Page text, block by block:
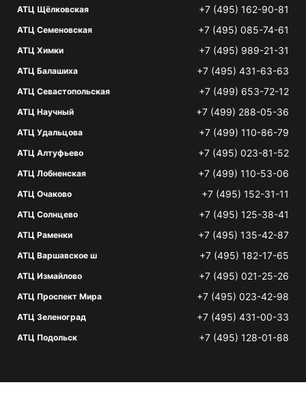
АТЦ Щёлковская +7 (495) 162-90-81
АТЦ Семеновская +7 (495) 085-74-61
АТЦ Химки +7 (495) 989-21-31
АТЦ Балашиха +7 (495) 431-63-63
АТЦ Севастопольская +7 (499) 653-72-12
АТЦ Научный +7 (499) 288-05-36
АТЦ Удальцова +7 (499) 110-86-79
АТЦ Алтуфьево +7 (495) 023-81-52
АТЦ Лобненская +7 (499) 110-53-06
АТЦ Очаково +7 (495) 152-31-11
АТЦ Солнцево +7 (495) 125-38-41
АТЦ Раменки +7 (495) 135-42-87
АТЦ Варшавское ш +7 (495) 182-17-65
АТЦ Измайлово +7 (495) 021-25-26
АТЦ Проспект Мира +7 (495) 023-42-98
АТЦ Зеленоград +7 (495) 431-00-33
АТЦ Подольск +7 (495) 128-01-88